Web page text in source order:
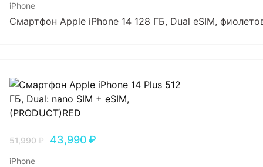
iPhone
Смартфон Apple iPhone 14 128 ГБ, Dual еSIM,
51,990₽ 43,990₽
iPhone